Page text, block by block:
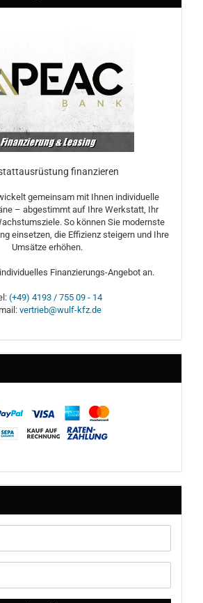
finanzieren
gemeinsam mit Ihnen individuelle
– abgestimmt auf Ihre Werkstatt, Ihr
So können Sie modernste
einsetzen, die Effizienz steigern und Ihre
Umsätze erhöhen.
Finanzierungs-Angebot an.
(+49) 4193 / 755 09 - 14
vertrieb@wulf-kfz.de